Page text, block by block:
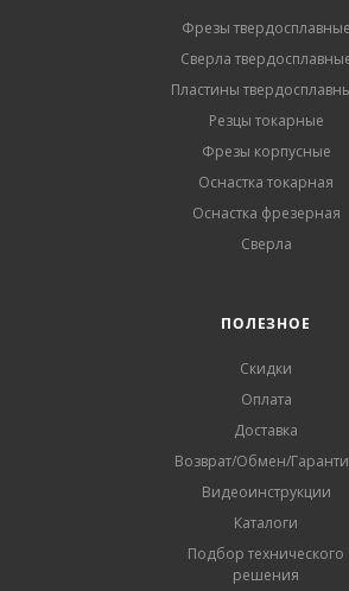
Фрезы твердосплавные
Сверла
Пластины
Резцы токарные
Фрезы корпусные
Оснастка токарная
Оснастка фрезерная
Сверла
ПОЛЕЗНОЕ
Скидки
Оплата
Доставка
Возврат/Обмен/
Видеоинструкции
Каталоги
Подбор технического
решения